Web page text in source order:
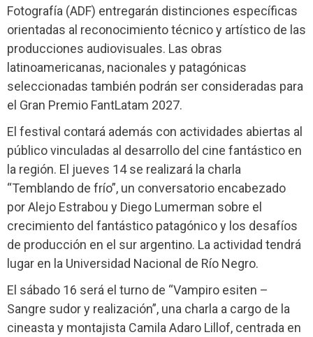
Fotografía (ADF) entregarán distinciones específicas
orientadas al reconocimiento técnico y artístico de las
producciones audiovisuales. Las obras
latinoamericanas, nacionales y patagónicas
seleccionadas también podrán ser consideradas para
el Gran Premio FantLatam 2027.
El festival contará además con actividades abiertas al
público vinculadas al desarrollo del cine fantástico en
la región. El jueves 14 se realizará la charla
“Temblando de frío”, un conversatorio encabezado
por Alejo Estrabou y Diego Lumerman sobre el
crecimiento del fantástico patagónico y los desafíos
de producción en el sur argentino. La actividad tendrá
lugar en la Universidad Nacional de Río Negro.
El sábado 16 será el turno de “Vampiro esiten –
Sangre sudor y realización”, una charla a cargo de la
cineasta y montajista Camila Adaro Lillof, centrada en